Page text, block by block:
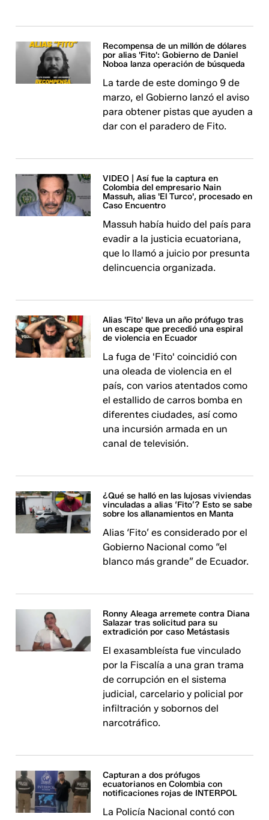
Recompensa de un millón de dólares
por alias 'Fito': Gobierno de Daniel
Noboa lanza operación de búsqueda
La tarde de este domingo 9 de
marzo, el Gobierno lanzó el aviso
para obtener pistas que ayuden a
dar con el paradero de Fito.
VIDEO | Así fue la captura en
Colombia del empresario Nain
Massuh, alias 'El Turco', procesado en
Caso Encuentro
Massuh había huido del país para
evadir a la justicia ecuatoriana,
que lo llamó a juicio por presunta
delincuencia organizada.
Alias 'Fito' lleva un año prófugo tras
un escape que precedió una espiral
de violencia en Ecuador
La fuga de 'Fito' coincidió con
una oleada de violencia en el
país, con varios atentados como
el estallido de carros bomba en
diferentes ciudades, así como
una incursión armada en un
canal de televisión.
¿Qué se halló en las lujosas viviendas
vinculadas a alias ‘Fito’? Esto se sabe
sobre los allanamientos en Manta
Alias ‘Fito’ es considerado por el
Gobierno Nacional como “el
blanco más grande” de Ecuador.
Ronny Aleaga arremete contra Diana
Salazar tras solicitud para su
extradición por caso Metástasis
El exasambleísta fue vinculado
por la Fiscalía a una gran trama
de corrupción en el sistema
judicial, carcelario y policial por
infiltración y sobornos del
narcotráfico.
Capturan a dos prófugos
ecuatorianos en Colombia con
notificaciones rojas de INTERPOL
La Policía Nacional contó con